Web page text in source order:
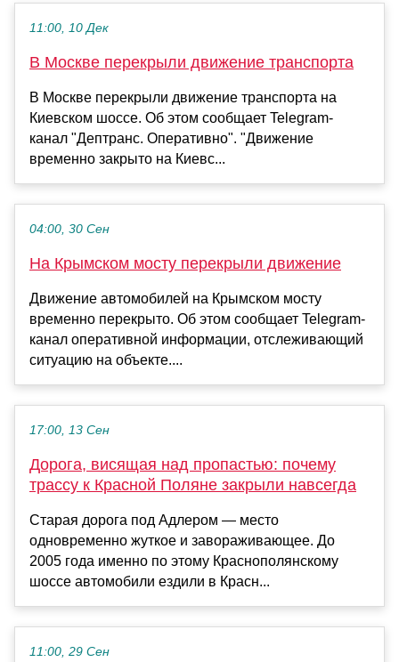
11:00, 10 Дек
В Москве перекрыли движение транспорта
В Москве перекрыли движение транспорта на
Киевском шоссе. Об этом сообщает Telegram-
канал "Дептранс. Оперативно". "Движение
временно закрыто на Киевс...
04:00, 30 Сен
На Крымском мосту перекрыли движение
Движение автомобилей на Крымском мосту
временно перекрыто. Об этом сообщает Telegram-
канал оперативной информации, отслеживающий
ситуацию на объекте....
17:00, 13 Сен
Дорога, висящая над пропастью: почему
трассу к Красной Поляне закрыли навсегда
Старая дорога под Адлером — место
одновременно жуткое и завораживающее. До
2005 года именно по этому Краснополянскому
шоссе автомобили ездили в Красн...
11:00, 29 Сен